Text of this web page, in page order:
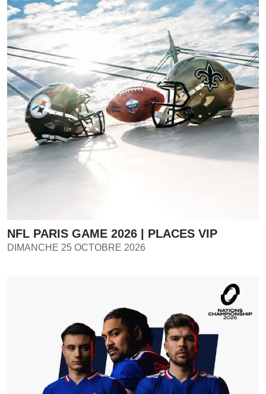
NFL PARIS GAME 2026 | PLACES VIP
DIMANCHE 25 OCTOBRE 2026